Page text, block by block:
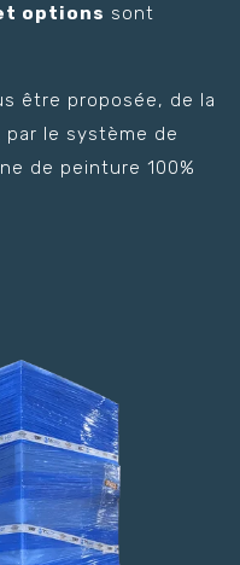
options sont
être proposée, de la
le système de
de peinture 100%